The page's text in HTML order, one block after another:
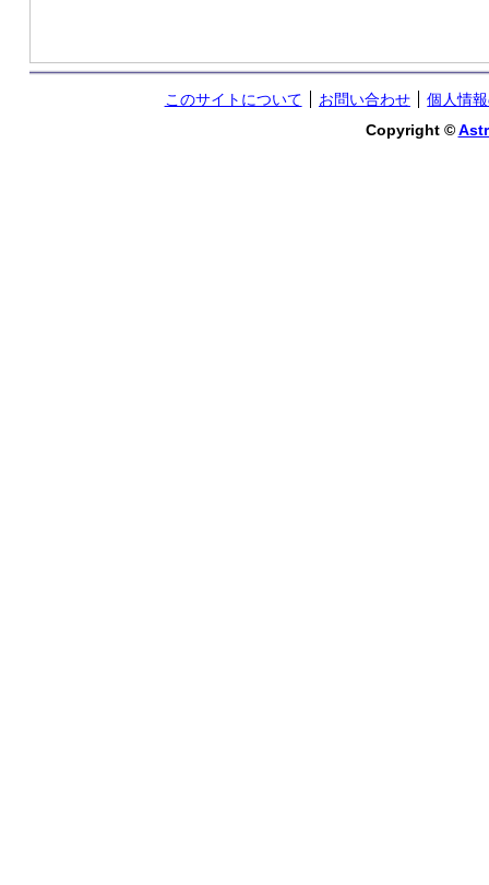
このサイトについて お問い合わせ
個人情
Copyright ©